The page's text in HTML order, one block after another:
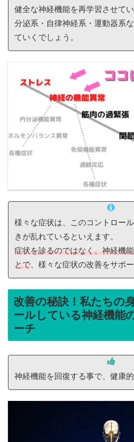
健全な神経機能を再学習させて
分泌系・自律神経系・運動器系
ていくでしょう。
様々な症状は、このコントロー
きが乱れているといえます。
症状を診るのではなく、神経機
とで 、様々な症状の改善をサポ
改善の秘訣！私たちの
ールしている神経機能
ーチ
神経機能を回復する事で、健康